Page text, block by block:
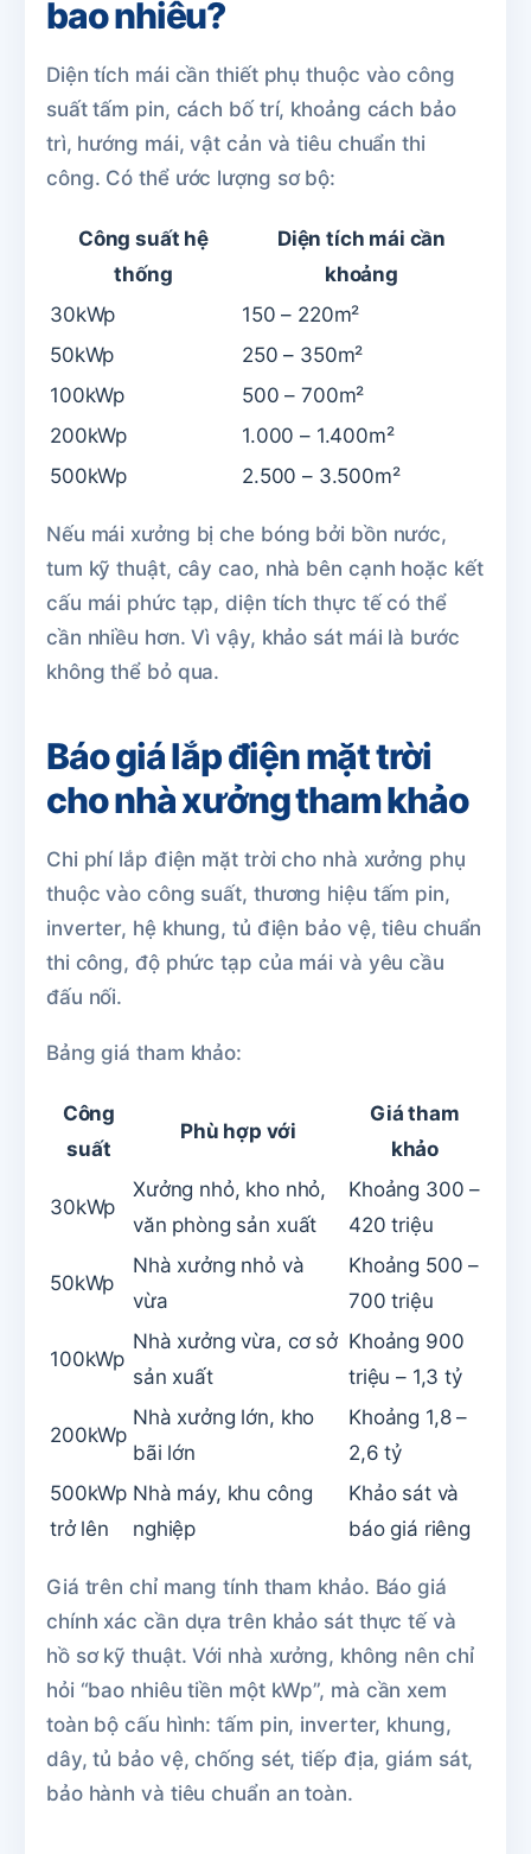
bao nhiêu?
Diện tích mái cần thiết phụ thuộc vào công
suất tấm pin, cách bố trí, khoảng cách bảo
trì, hướng mái, vật cản và tiêu chuẩn thi
công. Có thể ước lượng sơ bộ:
Công suất hệ
thống
Diện tích mái cần
khoảng
30kWp
150 – 220m²
50kWp
250 – 350m²
100kWp
500 – 700m²
200kWp
1.000 – 1.400m²
500kWp
2.500 – 3.500m²
Nếu mái xưởng bị che bóng bởi bồn nước,
tum kỹ thuật, cây cao, nhà bên cạnh hoặc kết
cấu mái phức tạp, diện tích thực tế có thể
cần nhiều hơn. Vì vậy, khảo sát mái là bước
không thể bỏ qua.
Báo giá lắp điện mặt trời
cho nhà xưởng tham khảo
Chi phí lắp điện mặt trời cho nhà xưởng phụ
thuộc vào công suất, thương hiệu tấm pin,
inverter, hệ khung, tủ điện bảo vệ, tiêu chuẩn
thi công, độ phức tạp của mái và yêu cầu
đấu nối.
Bảng giá tham khảo:
Công
suất
Phù hợp với
Giá tham
khảo
30kWp
Xưởng nhỏ, kho nhỏ,
văn phòng sản xuất
Khoảng 300 –
420 triệu
50kWp
Nhà xưởng nhỏ và
vừa
Khoảng 500 –
700 triệu
100kWp
Nhà xưởng vừa, cơ sở
sản xuất
Khoảng 900
triệu – 1,3 tỷ
200kWp
Nhà xưởng lớn, kho
bãi lớn
Khoảng 1,8 –
2,6 tỷ
500kWp
trở lên
Nhà máy, khu công
nghiệp
Khảo sát và
báo giá riêng
Giá trên chỉ mang tính tham khảo. Báo giá
chính xác cần dựa trên khảo sát thực tế và
hồ sơ kỹ thuật. Với nhà xưởng, không nên chỉ
hỏi “bao nhiêu tiền một kWp”, mà cần xem
toàn bộ cấu hình: tấm pin, inverter, khung,
dây, tủ bảo vệ, chống sét, tiếp địa, giám sát,
bảo hành và tiêu chuẩn an toàn.